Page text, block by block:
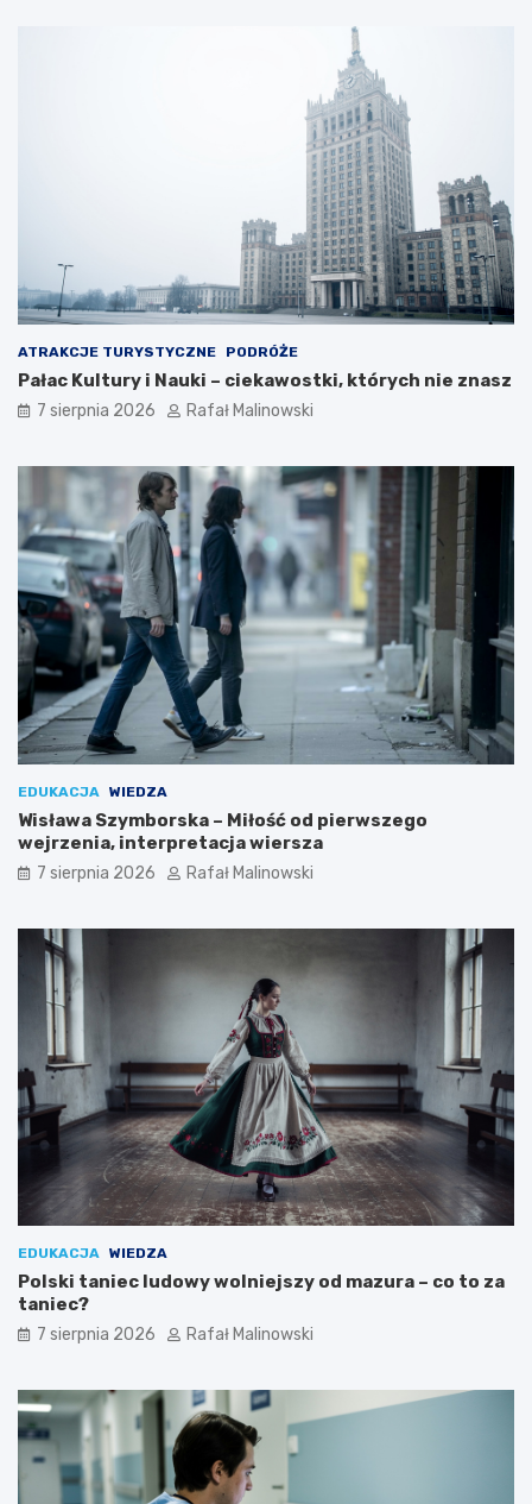
ATRAKCJE TURYSTYCZNE PODRÓŻE
Pałac Kultury i Nauki – ciekawostki, których nie znasz
7 sierpnia 2026 Rafał Malinowski
EDUKACJA WIEDZA
Wisława Szymborska – Miłość od pierwszego
wejrzenia, interpretacja wiersza
7 sierpnia 2026 Rafał Malinowski
EDUKACJA WIEDZA
Polski taniec ludowy wolniejszy od mazura – co to za
taniec?
7 sierpnia 2026 Rafał Malinowski